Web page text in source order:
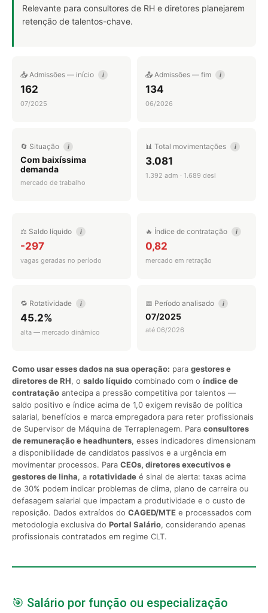
Relevante para consultores de RH e diretores planejarem
retenção de talentos-chave.
📥 Admissões — início i
162
07/2025
📤 Admissões — fim i
134
06/2026
🔄 Situação i
Com baixíssima
demanda
mercado de trabalho
📊 Total movimentações i
3.081
1.392 adm · 1.689 desl
⚖️ Saldo líquido i
-297
vagas geradas no período
🔥 Índice de contratação i
0,82
mercado em retração
🔁 Rotatividade i
45.2%
alta — mercado dinâmico
📅 Período analisado i
07/2025
até 06/2026
Como usar esses dados na sua operação: para gestores e
diretores de RH, o saldo líquido combinado com o índice de
contratação antecipa a pressão competitiva por talentos —
saldo positivo e índice acima de 1,0 exigem revisão de política
salarial, benefícios e marca empregadora para reter profissionais
de Supervisor de Máquina de Terraplenagem. Para consultores
de remuneração e headhunters, esses indicadores dimensionam
a disponibilidade de candidatos passivos e a urgência em
movimentar processos. Para CEOs, diretores executivos e
gestores de linha, a rotatividade é sinal de alerta: taxas acima
de 30% podem indicar problemas de clima, plano de carreira ou
defasagem salarial que impactam a produtividade e o custo de
reposição. Dados extraídos do CAGED/MTE e processados com
metodologia exclusiva do Portal Salário, considerando apenas
profissionais contratados em regime CLT.
🎯 Salário por função ou especialização